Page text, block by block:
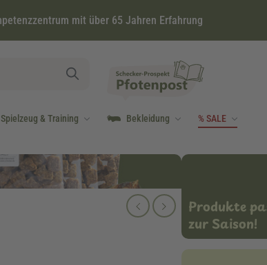
mit über 65 Jahren Erfahrung
Spielzeug & Training Bekleidung % SALE
Produkte
zur Saison!